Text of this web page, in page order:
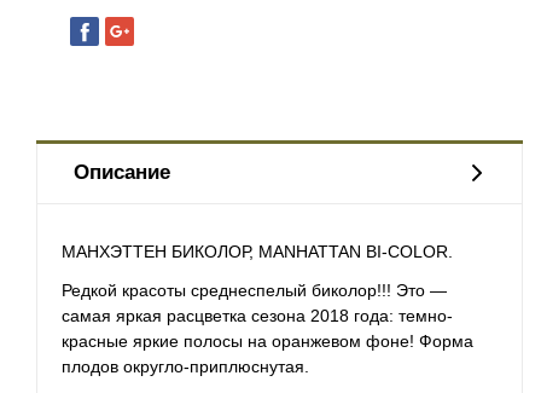
Описание
МАНХЭТТЕН БИКОЛОР, MANHATTAN BI-COLOR.
Редкой красоты среднеспелый биколор!!! Это —
самая яркая расцветка сезона 2018 года: темно-
красные яркие полосы на оранжевом фоне! Форма
плодов округло-приплюснутая.